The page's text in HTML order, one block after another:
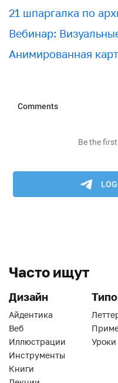
21 шпаргалка по
Вебинар:
Анимированная
Часто ищут
Дизайн
Айдентика
Веб
Иллюстрации
Инструменты
Книги
Уроки